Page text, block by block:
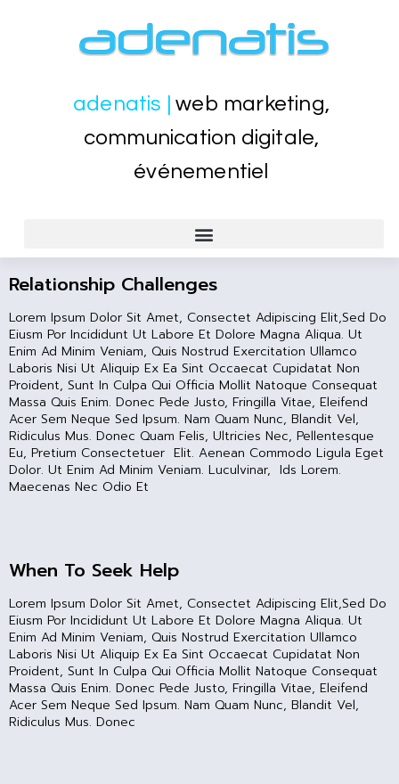
adenatis |web marketing,
communication digitale,
événementiel
Relationship Challenges
Lorem Ipsum Dolor Sit Amet, Consectet Adipiscing Elit,sed Do
Eiusm Por Incididunt Ut Labore Et Dolore Magna Aliqua. Ut
Enim Ad Minim Veniam, Quis Nostrud Exercitation Ullamco
Laboris Nisi Ut Aliquip Ex Ea Sint Occaecat Cupidatat Non
Proident, Sunt In Culpa Qui Officia Mollit Natoque Consequat
Massa Quis Enim. Donec Pede Justo, Fringilla Vitae, Eleifend
Acer Sem Neque Sed Ipsum. Nam Quam Nunc, Blandit Vel,
Ridiculus Mus. Donec Quam Felis, Ultricies Nec, Pellentesque
Eu, Pretium Consectetuer Elit. Aenean Commodo Ligula Eget
Dolor. Ut Enim Ad Minim Veniam. Luculvinar, Ids Lorem.
Maecenas Nec Odio Et
When To Seek Help
Lorem Ipsum Dolor Sit Amet, Consectet Adipiscing Elit,sed Do
Eiusm Por Incididunt Ut Labore Et Dolore Magna Aliqua. Ut
Enim Ad Minim Veniam, Quis Nostrud Exercitation Ullamco
Laboris Nisi Ut Aliquip Ex Ea Sint Occaecat Cupidatat Non
Proident, Sunt In Culpa Qui Officia Mollit Natoque Consequat
Massa Quis Enim. Donec Pede Justo, Fringilla Vitae, Eleifend
Acer Sem Neque Sed Ipsum. Nam Quam Nunc, Blandit Vel,
Ridiculus Mus. Donec